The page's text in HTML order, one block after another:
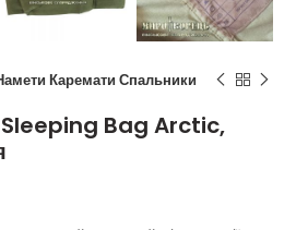
Каремати Спальники
Bag Arctic,